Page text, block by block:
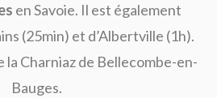
en Savoie. Il est également
(25min) et d’Albertville (1h).
la Charniaz de Bellecombe-en-
Bauges.